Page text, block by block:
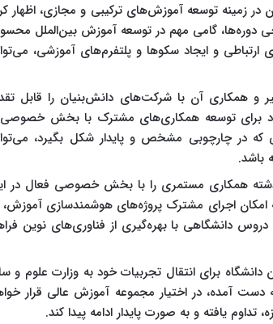
در زمینه توسعه آموزش‌های ترکیبی و مجازی، اظهار
دوره‌ها، گامی مهم در توسعه آموزش بین‌الملل
و ایجاد سکوها و پلتفرم‌های آموزشی،
و همکاری آن با شرکت‌های دانش‌بنیان را قابل
خود برای توسعه همکاری‌های مشترک با بخش
در چارچوبی مشخص و پایدار شکل بگیرد،
باشد.
دانشگاه صنعتی امیرکبیر طی حدود ۱۵ سال گذشته همکاری مستمری را با بخش خصوصی فعال
امکان اجرای مشترک پروژه‌های هوشمندسازی آموزش،
دانشگاهی با بهره‌گیری از فناوری‌های نوین
دانشگاه برای انتقال تجربیات خود به وزارت علوم و
دست آمده، در اختیار مجموعه آموزش عالی قرار
یافته و به صورت پایدار ادامه پیدا کند.